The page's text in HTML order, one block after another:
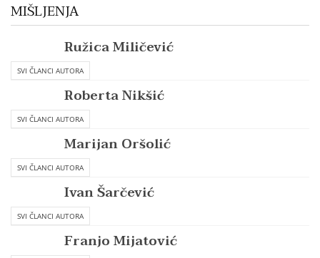
MIŠLJENJA
Ružica Miličević
SVI ČLANCI AUTORA
Roberta Nikšić
SVI ČLANCI AUTORA
Marijan Oršolić
SVI ČLANCI AUTORA
Ivan Šarčević
SVI ČLANCI AUTORA
Franjo Mijatović